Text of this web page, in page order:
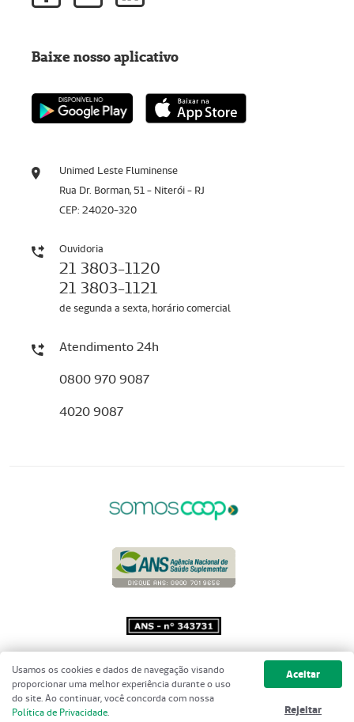
Unimed Leste Fluminense
Rua Dr. Borman, 51 - Niterói - RJ
CEP: 24020-320
Ouvidoria
21 3803-1120
21 3803-1121
de segunda a sexta, horário comercial
Atendimento 24h
0800 970 9087
4020 9087
Baixe nosso aplicativo
Copyright 2001 - 2026 Unimed do
Brasil - Todos os direitos reservados
Usamos os cookies e dados de navegação visando
proporcionar uma melhor experiência durante o uso
do site. Ao continuar, você concorda com nossa
Política de Privacidade.
Aceitar
Rejeitar